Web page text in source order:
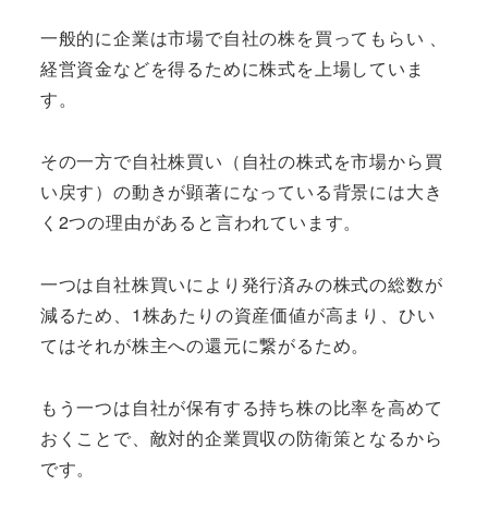
一般的に企業は市場で自社の株を買ってもらい 、
経営資金などを得るために株式を上場していま
す。
その一方で自社株買い（自社の株式を市場から買
い戻す）の動きが顕著になっている背景には大き
く2つの理由があると言われています。
一つは自社株買いにより発行済みの株式の総数が
減るため、1株あたりの資産価値が高まり、ひい
てはそれが株主への還元に繋がるため。
もう一つは自社が保有する持ち株の比率を高めて
おくことで、敵対的企業買収の防衛策となるから
です。